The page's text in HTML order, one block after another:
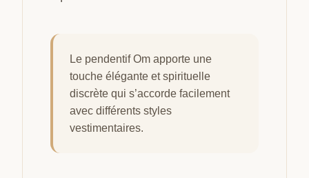
Le pendentif Om apporte une
touche élégante et spirituelle
discrète qui s’accorde facilement
avec différents styles
vestimentaires.